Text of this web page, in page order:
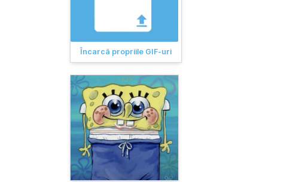
Încarcă propriile GIF-uri